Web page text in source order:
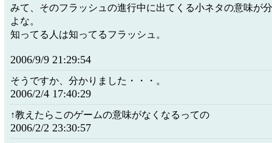
みて、そのフラッシュの進行中に出てくる小ネタの意味が
よな。
知ってる人は知ってるフラッシュ。
2006/9/9 21:29:54
そうですか、分かりました・・・。
2006/2/4 17:40:29
↑教えたらこのゲームの意味がなくなるっての
2006/2/2 23:30:57